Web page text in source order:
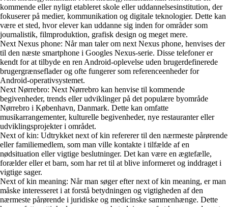
kommende eller nyligt etableret skole eller uddannelsesinstitution, der
fokuserer på medier, kommunikation og digitale teknologier. Dette kan
være et sted, hvor elever kan uddanne sig inden for områder som
journalistik, filmproduktion, grafisk design og meget mere.
Next Nexus phone: Når man taler om next Nexus phone, henvises der
til den næste smartphone i Googles Nexus-serie. Disse telefoner er
kendt for at tilbyde en ren Android-oplevelse uden brugerdefinerede
brugergrænseflader og ofte fungerer som referenceenheder for
Android-operativsystemet.
Next Nørrebro: Next Nørrebro kan henvise til kommende
begivenheder, trends eller udviklinger på det populære byområde
Nørrebro i København, Danmark. Dette kan omfatte
musikarrangementer, kulturelle begivenheder, nye restauranter eller
udviklingsprojekter i området.
Next of kin: Udtrykket next of kin refererer til den nærmeste pårørende
eller familiemedlem, som man ville kontakte i tilfælde af en
nødsituation eller vigtige beslutninger. Det kan være en ægtefælle,
forælder eller et barn, som har ret til at blive informeret og inddraget i
vigtige sager.
Next of kin meaning: Når man søger efter next of kin meaning, er man
måske interesseret i at forstå betydningen og vigtigheden af den
nærmeste pårørende i juridiske og medicinske sammenhænge. Dette